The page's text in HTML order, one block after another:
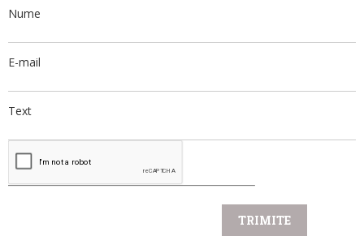
Nume
E-mail
Text